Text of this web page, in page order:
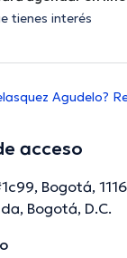
tienes interés
Agudelo?
acceso
Bogotá,
Bogotá, D.C.